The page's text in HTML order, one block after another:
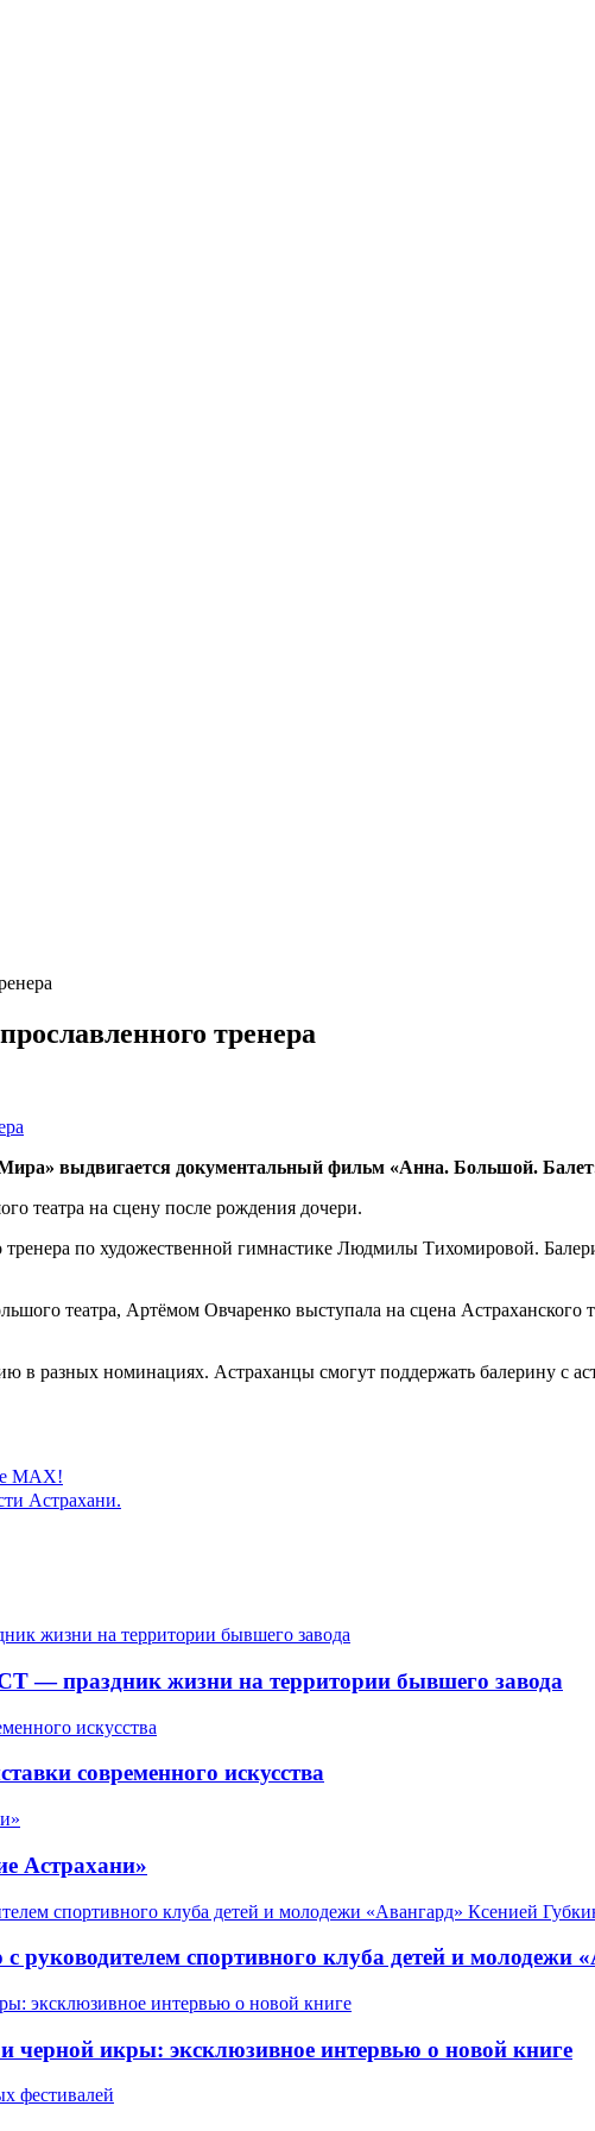
тренера
выдвигается документальный фильм «Анна. Большой.
театра на сцену после рождения дочери.
тренера по художественной гимнастике Людмилы Тихомировой.
театра, Артёмом Овчаренко выступала на сцена
в разных номинациях. Астраханцы смогут поддержать балерину с
MAX!
Астрахани.
— праздник жизни на территории бывшего завода
современного искусства
Астрахани»
руководителем спортивного клуба детей и молодежи
икры: эксклюзивное интервью о новой книге